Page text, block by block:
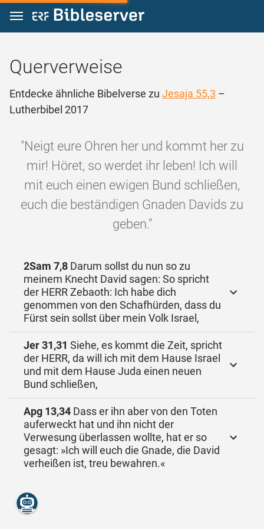
Zum Inhalt springen
Querverweise
Entdecke ähnliche Bibelverse zu Jesaja 55,3 –
Lutherbibel 2017
"Neigt eure Ohren her und kommt her zu
mir! Höret, so werdet ihr leben! Ich will
mit euch einen ewigen Bund schließen,
euch die beständigen Gnaden Davids zu
geben."
2Sam 7,8 Darum sollst du nun so zu
meinem Knecht David sagen: So spricht
der HERR Zebaoth: Ich habe dich
genommen von den Schafhürden, dass du
Fürst sein sollst über mein Volk Israel,
Jer 31,31 Siehe, es kommt die Zeit, spricht
der HERR, da will ich mit dem Hause Israel
und mit dem Hause Juda einen neuen
Bund schließen,
Apg 13,34 Dass er ihn aber von den Toten
auferweckt hat und ihn nicht der
Verwesung überlassen wollte, hat er so
gesagt: »Ich will euch die Gnade, die David
verheißen ist, treu bewahren.«